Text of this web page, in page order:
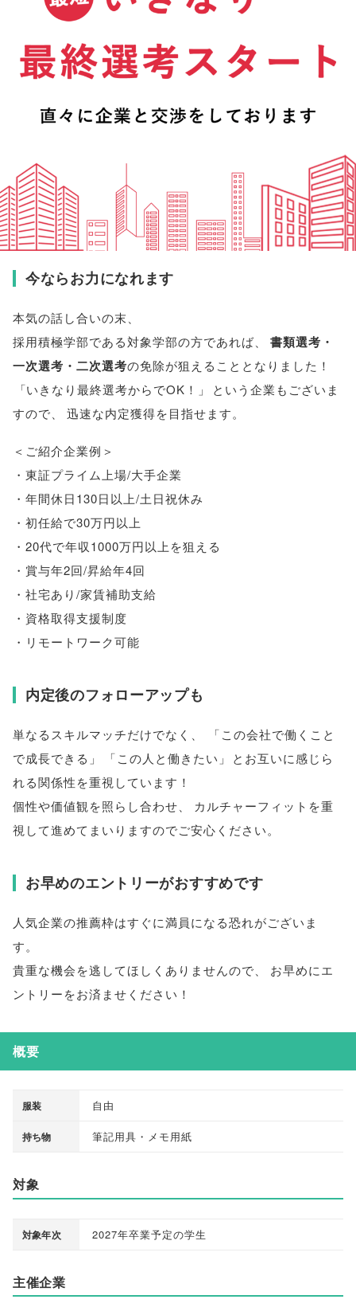
今ならお力になれます
本気の話し合いの末、
採用積極学部である対象学部の方であれば、
書類選考・
一次選考・二次選考の免除が狙えることとなりました！
「いきなり最終選考からでOK！ 」
という企業もございま
すので、 迅速な内定獲得を目指せます。
＜ご紹介企業例＞
・東証プライム上場/大手企業
・年間休日130日以上/土日祝休み
・初任給で30万円以上
・20代で年収1000万円以上を狙える
・賞与年2回/昇給年4回
・社宅あり/家賃補助支給
・資格取得支援制度
・リモートワーク可能
内定後のフォローアップも
単なるスキルマッチだけでなく 、 「この会社で働くこと
で成長できる 」 「この人と働きたい 」
とお互いに感じら
れる関係性を重視しています！
個性や価値観を照らし合わせ、
カルチャーフィットを重
視して進めてまいりますのでご安心ください。
お早めのエントリーがおすすめです
人気企業の推薦枠はすぐに満員になる恐れがございま
す。
貴重な機会を逃してほしくありませんので、
お早めにエ
ントリーをお済ませください！
概要
服装 自由
持ち物 筆記用具・メモ用紙
対象
対象年次 2027年卒業予定の学生
主催企業